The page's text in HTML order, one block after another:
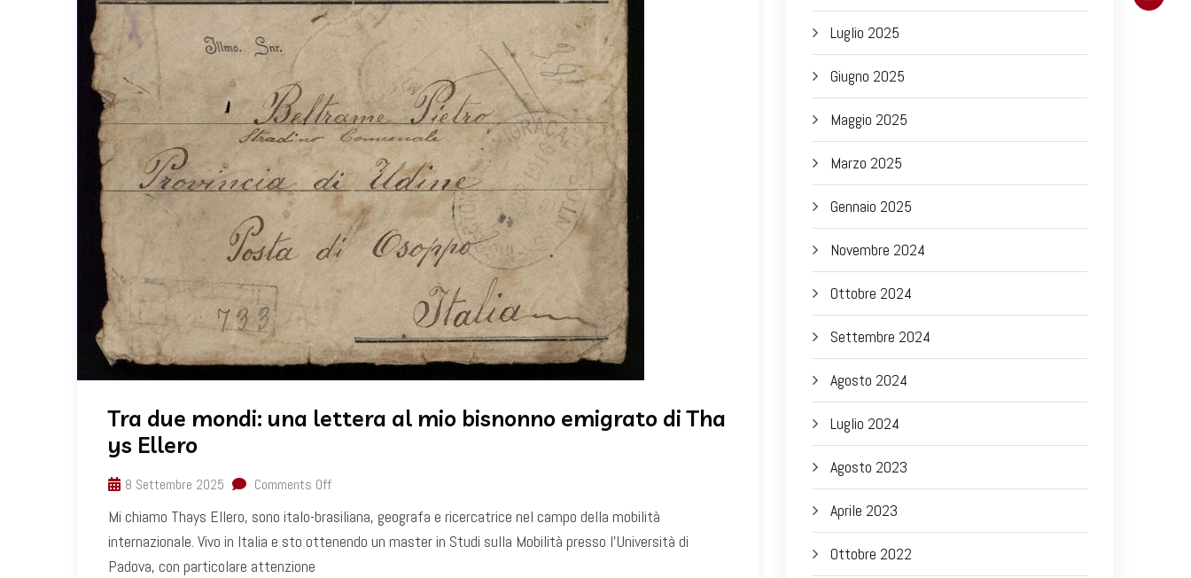
Tra due mondi: una lettera al mio bisnonno emigrato di Tha
ys Ellero
8 Settembre 2025 Comments Off
Mi chiamo Thays Ellero, sono italo-brasiliana, geografa e ricercatrice nel campo della mobilità
internazionale. Vivo in Italia e sto ottenendo un master in Studi sulla Mobilità presso l'Università di
Padova, con particolare attenzione
Luglio 2025
Giugno 2025
Maggio 2025
Marzo 2025
Gennaio 2025
Novembre 2024
Ottobre 2024
Settembre 2024
Agosto 2024
Luglio 2024
Agosto 2023
Aprile 2023
Ottobre 2022